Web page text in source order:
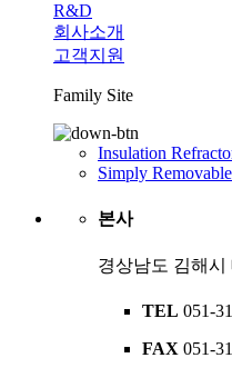
R&D
회사소개
고객지원
Family Site
Insulation
Simply
본사
경상남도 김해시
TEL 051-
FAX 051-